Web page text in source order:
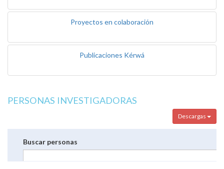
Proyectos en colaboración
Publicaciones Kérwá
PERSONAS INVESTIGADORAS
Descargas
Buscar personas